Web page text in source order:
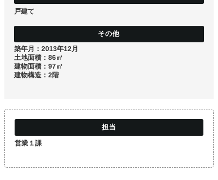
戸建て
築年月：2013年12月
土地面積：86㎡
建物面積：97㎡
建物構造：2階
営業１課